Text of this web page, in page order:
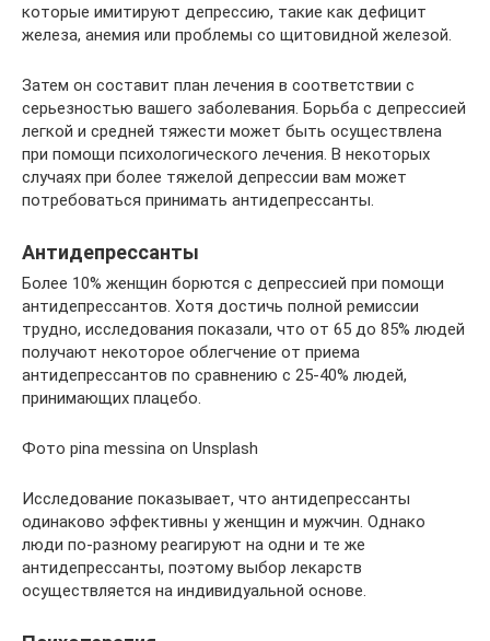
которые имитируют депрессию, такие как дефицит
железа, анемия или проблемы со щитовидной железой.
Затем он составит план лечения в соответствии с
серьезностью вашего заболевания. Борьба с депрессией
легкой и средней тяжести может быть осуществлена
при помощи психологического лечения. В некоторых
случаях при более тяжелой депрессии вам может
потребоваться принимать антидепрессанты.
Антидепрессанты
Более 10% женщин борются с депрессией при помощи
антидепрессантов. Хотя достичь полной ремиссии
трудно, исследования показали, что от 65 до 85% людей
получают некоторое облегчение от приема
антидепрессантов по сравнению с 25-40% людей,
принимающих плацебо.
Фото pina messina on Unsplash
Исследование показывает, что антидепрессанты
одинаково эффективны у женщин и мужчин. Однако
люди по-разному реагируют на одни и те же
антидепрессанты, поэтому выбор лекарств
осуществляется на индивидуальной основе.